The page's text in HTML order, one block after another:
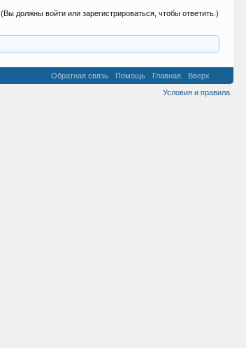
(Вы должны войти или зарегистрироваться, чтобы ответить.)
Обратная связь Помощь Главная
Вверх
Условия и правила